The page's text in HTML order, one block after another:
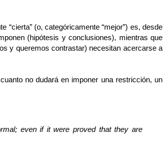
(o, categóricamente “mejor”) es, desde
(hipótesis y conclusiones), mientras que
y queremos contrastar) necesitan acercarse a
no dudará en imponer una restricción, un
even if it were proved that they are